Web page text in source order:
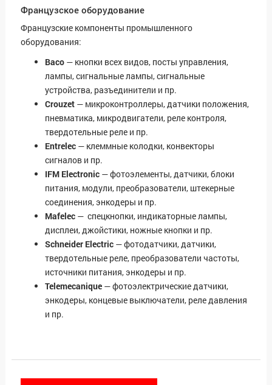
Французское оборудование
Французские компоненты промышленного
оборудования:
Baco — кнопки всех видов, посты управления,
лампы, сигнальные лампы, сигнальные
устройства, разъединители и пр.
Crouzet — микроконтроллеры, датчики положения,
пневматика, микродвигатели, реле контроля,
твердотельные реле и пр.
Entrelec — клеммные колодки, конвекторы
сигналов и пр.
IFM Electronic — фотоэлементы, датчики, блоки
питания, модули, преобразователи, штекерные
соединения, энкодеры и пр.
Mafelec — спецкнопки, индикаторные лампы,
дисплеи, джойстики, ножные кнопки и пр.
Schneider Electric — фотодатчики, датчики,
твердотельные реле, преобразователи частоты,
источники питания, энкодеры и пр.
Telemecanique — фотоэлектрические датчики,
энкодеры, концевые выключатели, реле давления
и пр.